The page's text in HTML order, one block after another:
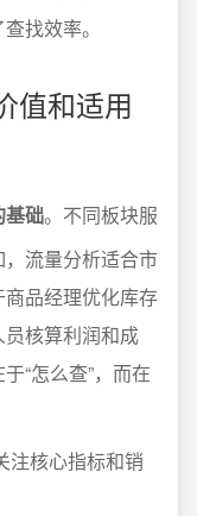
找效率。
值和适用
基础。不同板块服
流量分析适合市
品经理优化库存
核算利润和成
“怎么查”，而在
注核心指标和销